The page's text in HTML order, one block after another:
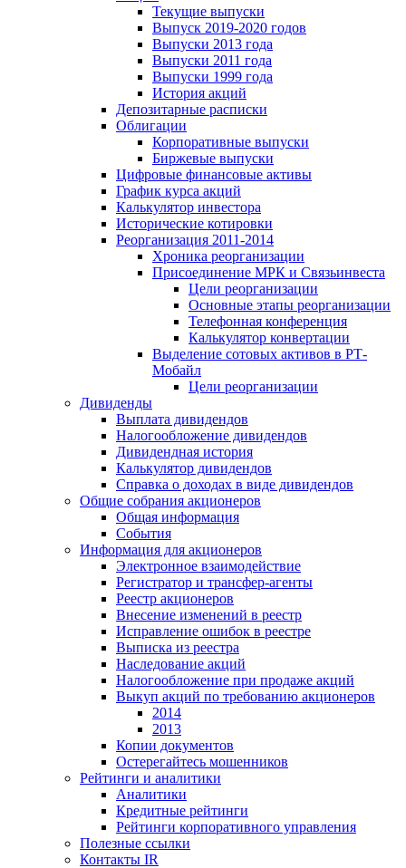
Текущие выпуски
Выпуск 2019-2020 годов
Выпуски 2013 года
Выпуски 2011 года
Выпуски 1999 года
История акций
Депозитарные расписки
Облигации
Корпоративные выпуски
Биржевые выпуски
Цифровые финансовые активы
График курса акций
Калькулятор инвестора
Исторические котировки
Реорганизация 2011-2014
Хроника реорганизации
Присоединение МРК и Связьинвеста
Цели реорганизации
Основные этапы реорганизации
Телефонная конференция
Калькулятор конвертации
Выделение сотовых активов в РТ-
Мобайл
Цели реорганизации
Дивиденды
Выплата дивидендов
Налогообложение дивидендов
Дивидендная история
Калькулятор дивидендов
Справка о доходах в виде дивидендов
Общие собрания акционеров
Общая информация
События
Информация для акционеров
Электронное взаимодействие
Регистратор и трансфер-агенты
Реестр акционеров
Внесение изменений в реестр
Исправление ошибок в реестре
Выписка из реестра
Наследование акций
Налогообложение при продаже акций
Выкуп акций по требованию акционеров
2014
2013
Копии документов
Остерегайтесь мошенников
Рейтинги и аналитики
Аналитики
Кредитные рейтинги
Рейтинги корпоративного управления
Полезные ссылки
Контакты IR